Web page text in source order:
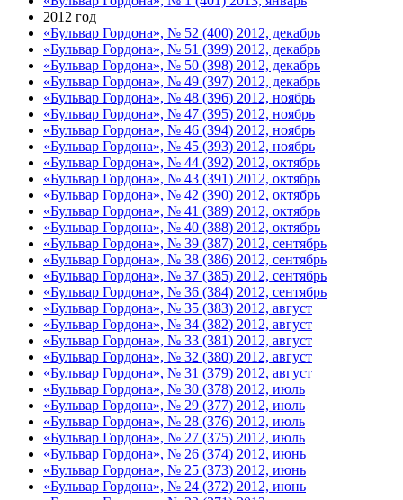
2012 год
«Бульвар Гордона», № 52 (400) 2012, декабрь
«Бульвар Гордона», № 51 (399) 2012, декабрь
«Бульвар Гордона», № 50 (398) 2012, декабрь
«Бульвар Гордона», № 49 (397) 2012, декабрь
«Бульвар Гордона», № 48 (396) 2012, ноябрь
«Бульвар Гордона», № 47 (395) 2012, ноябрь
«Бульвар Гордона», № 46 (394) 2012, ноябрь
«Бульвар Гордона», № 45 (393) 2012, ноябрь
«Бульвар Гордона», № 44 (392) 2012, октябрь
«Бульвар Гордона», № 43 (391) 2012, октябрь
«Бульвар Гордона», № 42 (390) 2012, октябрь
«Бульвар Гордона», № 41 (389) 2012, октябрь
«Бульвар Гордона», № 40 (388) 2012, октябрь
«Бульвар Гордона», № 39 (387) 2012, сентябрь
«Бульвар Гордона», № 38 (386) 2012, сентябрь
«Бульвар Гордона», № 37 (385) 2012, сентябрь
«Бульвар Гордона», № 36 (384) 2012, сентябрь
«Бульвар Гордона», № 35 (383) 2012, август
«Бульвар Гордона», № 34 (382) 2012, август
«Бульвар Гордона», № 33 (381) 2012, август
«Бульвар Гордона», № 32 (380) 2012, август
«Бульвар Гордона», № 31 (379) 2012, август
«Бульвар Гордона», № 30 (378) 2012, июль
«Бульвар Гордона», № 29 (377) 2012, июль
«Бульвар Гордона», № 28 (376) 2012, июль
«Бульвар Гордона», № 27 (375) 2012, июль
«Бульвар Гордона», № 26 (374) 2012, июнь
«Бульвар Гордона», № 25 (373) 2012, июнь
«Бульвар Гордона», № 24 (372) 2012, июнь